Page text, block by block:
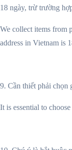
18 ngày, trừ trường
We collect items from
address in Vietnam is
9. Cần thiết phải chọn
It is essential to